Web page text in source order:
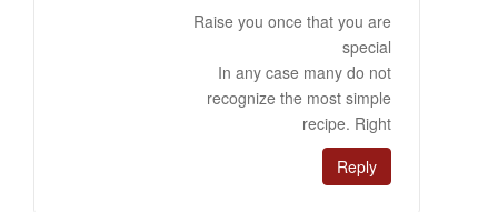
Raise you once that you are
special
In any case many do not
recognize the most simple
recipe. Right
Reply